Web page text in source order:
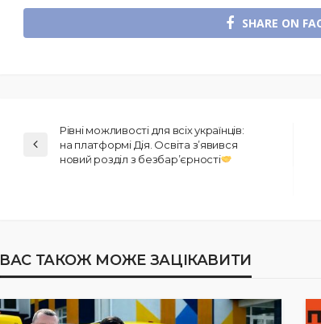
SHARE ON
Рівні можливості для всіх українців:
на платформі Дія. Освіта зʼявився
новий розділ з безбарʼєрності
ВАС ТАКОЖ МОЖЕ ЗАЦІКАВИТИ